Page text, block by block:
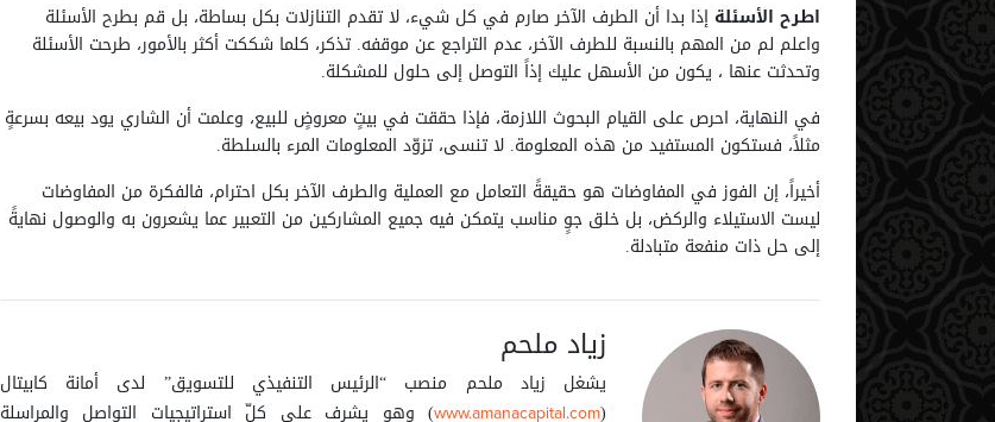
اطرح الأسئلة إذا بدا أن الطرف الآخر صارم في كل شيء، لا تقدم التنازلات بكل بساطة، بل قم بطرح الأسئلة
واعلم لم من المهم بالنسبة للطرف الآخر، عدم التراجع عن موقفه. تذكر، كلما شككت أكثر بالأمور، طرحت الأسئلة
وتحدثت عنها ، يكون من الأسهل عليك إذاً التوصل إلى حلول للمشكلة.
في النهاية، احرص على القيام البحوث اللازمة، فإذا حققت في بيتٍ معروضٍ للبيع، وعلمت أن الشاري يود بيعه بسرعةٍ
مثلاً، فستكون المستفيد من هذه المعلومة. لا تنسى، تزوّد المعلومات المرء بالسلطة.
أخيراً، إن الفوز في المفاوضات هو حقيقةً التعامل مع العملية والطرف الآخر بكل احترام، فالفكرة من المفاوضات
ليست الاستيلاء والركض، بل خلق جوٍ مناسب يتمكن فيه جميع المشاركين من التعبير عما يشعرون به والوصول نهايةً
إلى حل ذات منفعة متبادلة.
زياد ملحم
يشغل زياد ملحم منصب “الرئيس التنفيذي للتسويق” لدى أمانة كابيتال
(
www.amanacapital.com) وهو يشرف على كلّ استراتيجيات التواصل والمراسلة
88
1
53
1